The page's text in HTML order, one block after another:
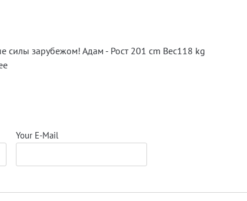
силы зарубежом! Адам - Рост 201 cm Вес118 kg
Your E-Mail